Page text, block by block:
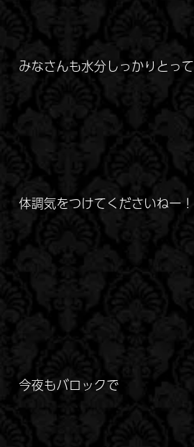
みなさんも水分しっかりとって
体調気をつけてくださいねー！
今夜もバロックで